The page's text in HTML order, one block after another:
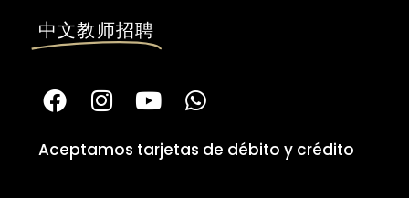
中文教师招聘
Aceptamos tarjetas de débito y crédito